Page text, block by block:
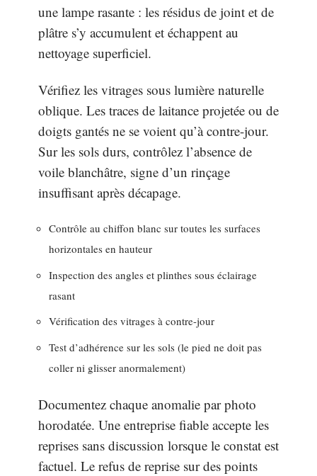
une lampe rasante : les résidus de joint et de
plâtre s’y accumulent et échappent au
nettoyage superficiel.
Vérifiez les vitrages sous lumière naturelle
oblique. Les traces de laitance projetée ou de
doigts gantés ne se voient qu’à contre-jour.
Sur les sols durs, contrôlez l’absence de
voile blanchâtre, signe d’un rinçage
insuffisant après décapage.
Contrôle au chiffon blanc sur toutes les surfaces
horizontales en hauteur
Inspection des angles et plinthes sous éclairage
rasant
Vérification des vitrages à contre-jour
Test d’adhérence sur les sols (le pied ne doit pas
coller ni glisser anormalement)
Documentez chaque anomalie par photo
horodatée. Une entreprise fiable accepte les
reprises sans discussion lorsque le constat est
factuel. Le refus de reprise sur des points